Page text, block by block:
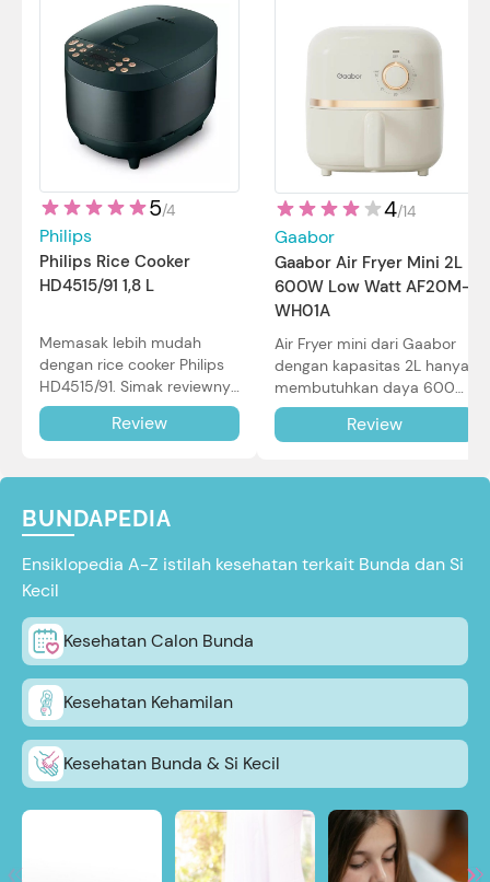
5/4
Philips
Philips Rice Cooker
HD4515/91 1,8 L
Memasak lebih mudah
dengan rice cooker Philips
HD4515/91. Simak reviewnya
di sini.
Review
4/14
Gaabor
Gaabor Air Fryer Mini 2L
600W Low Watt AF20M-
WH01A
Air Fryer mini dari Gaabor
dengan kapasitas 2L hanya
membutuhkan daya 600W
dalam pemakaian. Simak
review selengkapnya di sini.
Review
BUNDAPEDIA
Ensiklopedia A-Z istilah kesehatan terkait Bunda dan Si
Kecil
Kesehatan Calon Bunda
Kesehatan Kehamilan
Kesehatan Bunda & Si Kecil